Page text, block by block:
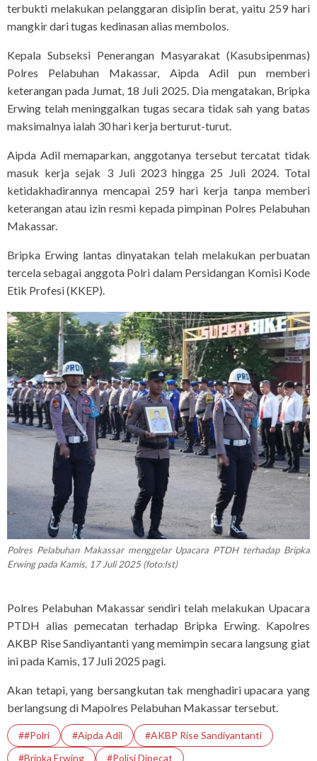
terbukti melakukan pelanggaran disiplin berat, yaitu 259 hari
mangkir dari tugas kedinasan alias membolos.
Kepala Subseksi Penerangan Masyarakat (Kasubsipenmas)
Polres Pelabuhan Makassar, Aipda Adil pun memberi
keterangan pada Jumat, 18 Juli 2025. Dia mengatakan, Bripka
Erwing telah meninggalkan tugas secara tidak sah yang batas
maksimalnya ialah 30 hari kerja berturut-turut.
Aipda Adil memaparkan, anggotanya tersebut tercatat tidak
masuk kerja sejak 3 Juli 2023 hingga 25 Juli 2024. Total
ketidakhadirannya mencapai 259 hari kerja tanpa memberi
keterangan atau izin resmi kepada pimpinan Polres Pelabuhan
Makassar.
Bripka Erwing lantas dinyatakan telah melakukan perbuatan
tercela sebagai anggota Polri dalam Persidangan Komisi Kode
Etik Profesi (KKEP).
Polres Pelabuhan Makassar menggelar Upacara PTDH terhadap Bripka
Erwing pada Kamis, 17 Juli 2025 (foto:Ist)
Polres Pelabuhan Makassar sendiri telah melakukan Upacara
PTDH alias pemecatan terhadap Bripka Erwing. Kapolres
AKBP Rise Sandiyantanti yang memimpin secara langsung giat
ini pada Kamis, 17 Juli 2025 pagi.
Akan tetapi, yang bersangkutan tak menghadiri upacara yang
berlangsung di Mapolres Pelabuhan Makassar tersebut.
##Polri #Aipda Adil
#AKBP Rise Sandiyantanti
#Bripka Erwing
#Polisi Dipecat